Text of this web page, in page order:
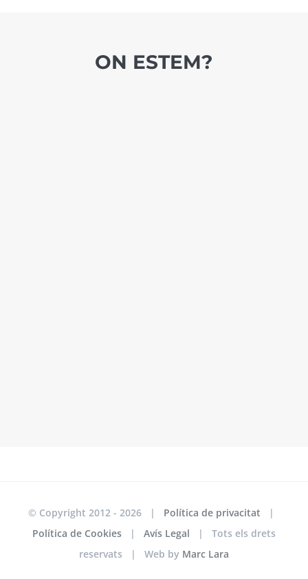
ON ESTEM?
© Copyright 2012 - 2026 | Política de privacitat |
Política de Cookies | Avís Legal | Tots els drets
reservats | Web by Marc Lara